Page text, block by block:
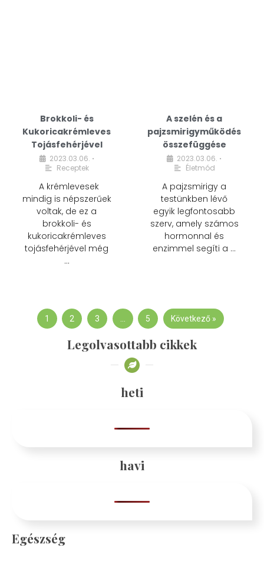
Brokkoli- és
Kukoricakrémleves
Tojásfehérjével
2023.03.06. •
Receptek
A krémlevesek
mindig is népszerűek
voltak, de ez a
brokkoli- és
kukoricakrémleves
tojásfehérjével még
…
A szelén és a
pajzsmirigyműködés
összefüggése
2023.03.06. •
Életmód
A pajzsmirigy a
testünkben lévő
egyik legfontosabb
szerv, amely számos
hormonnal és
enzimmel segíti a …
1 2 3 … 5 Következő »
Legolvasottabb cikkek
heti
havi
Egészség